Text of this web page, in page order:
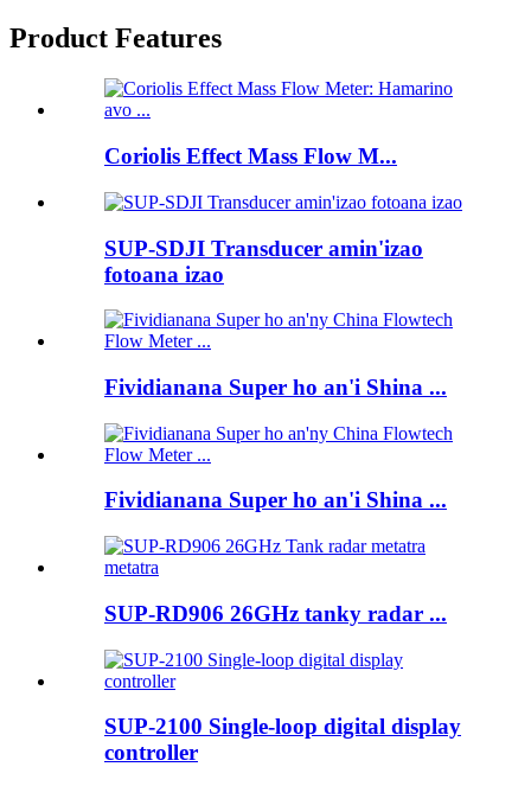
Product Features
Coriolis Effect Mass Flow M...
SUP-SDJI Transducer amin'izao
fotoana izao
Fividianana Super ho an'i Shina ...
Fividianana Super ho an'i Shina ...
SUP-RD906 26GHz tanky radar ...
SUP-2100 Single-loop digital display
controller